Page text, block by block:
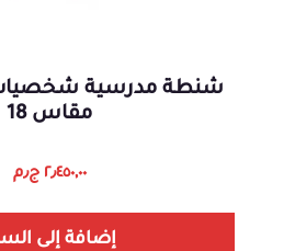
شنطة مدرسية
مقاس 18
٢٫٤٥٠,٠٠ ج٫م
إضافة إلى